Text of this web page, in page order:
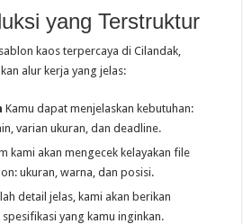
yang Terstruktur
kaos terpercaya di Cilandak,
alur kerja yang jelas:
Kamu dapat menjelaskan kebutuhan:
varian ukuran, dan deadline.
kami akan mengecek kelayakan file
ukuran, warna, dan posisi.
detail jelas, kami akan berikan
yang kamu inginkan.